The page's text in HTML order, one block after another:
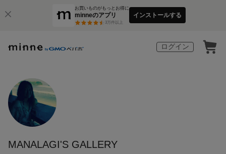
お買いものがもっとお得に
minneのアプリ
3万件以上
インストールする
ログイン
MANALAGI'S GALLERY